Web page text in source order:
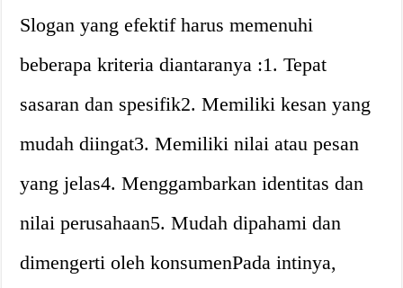
Slogan yang efektif harus memenuhi
beberapa kriteria diantaranya :1. Tepat
sasaran dan spesifik2. Memiliki kesan yang
mudah diingat3. Memiliki nilai atau pesan
yang jelas4. Menggambarkan identitas dan
nilai perusahaan5. Mudah dipahami dan
dimengerti oleh konsumenPada intinya,